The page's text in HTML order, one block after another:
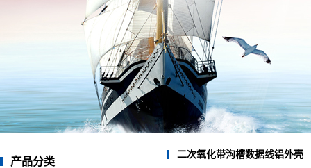
数据线铝外壳
硬盘盒铝外壳
产品分类
二次氧化带沟槽数据线铝外壳